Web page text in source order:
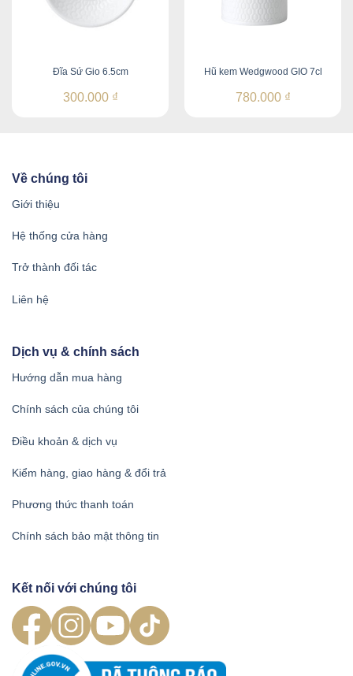
Đĩa Sứ Gio 6.5cm
300.000 ₫
Hũ kem Wedgwood GIO 7cl
780.000 ₫
Về chúng tôi
Giới thiệu
Hệ thống cửa hàng
Trở thành đối tác
Liên hệ
Dịch vụ & chính sách
Hướng dẫn mua hàng
Chính sách của chúng tôi
Điều khoản & dịch vụ
Kiểm hàng, giao hàng & đổi trả
Phương thức thanh toán
Chính sách bảo mật thông tin
Kết nối với chúng tôi